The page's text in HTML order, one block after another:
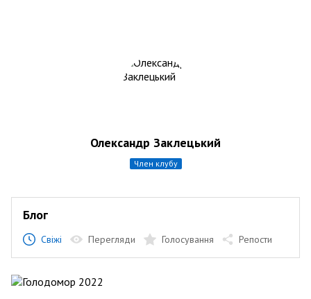
Олександр Заклецький
член клубу
Блог
Свіжі Перегляди Голосування Репости